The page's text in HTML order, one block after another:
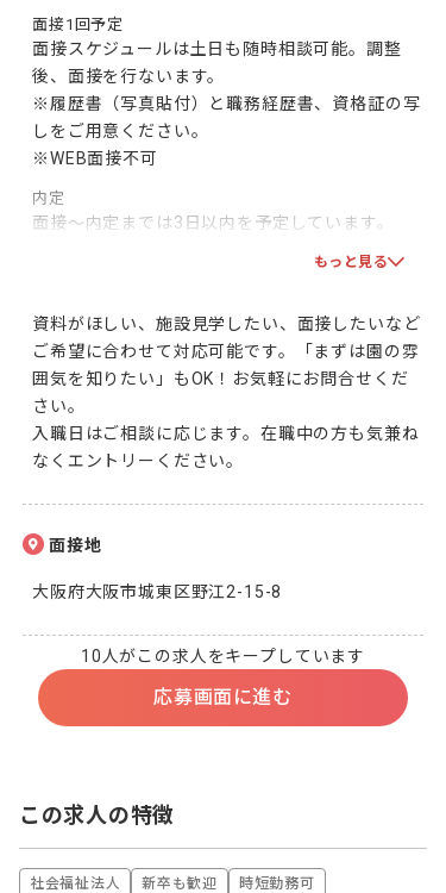
面接1回予定
面接スケジュールは土日も随時相談可能。調整
後、面接を行ないます。
※履歴書（写真貼付）と職務経歴書、資格証の写
しをご用意ください。
※WEB面接不可
内定
面接～内定までは3日以内を予定しています。
もっと見る
資料がほしい、施設見学したい、面接したいなど
ご希望に合わせて対応可能です。「まずは園の雰
囲気を知りたい」もOK！お気軽にお問合せくだ
さい。
入職日はご相談に応じます。在職中の方も気兼ね
なくエントリーください。
面接地
大阪府大阪市城東区野江2-15-8
10人がこの求人をキープしています
応募画面に進む
この求人の特徴
社会福祉法人 新卒も歓迎
時短勤務可